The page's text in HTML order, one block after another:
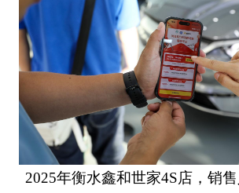
2025年衡水鑫和世家4S店，销